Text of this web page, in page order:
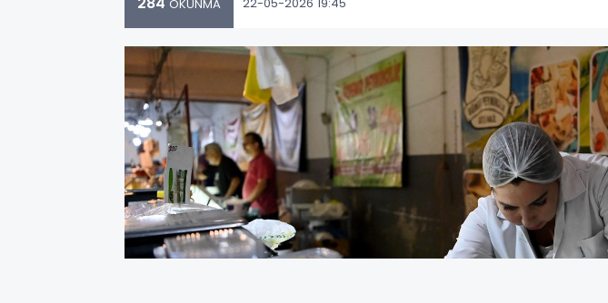
OKUNMA